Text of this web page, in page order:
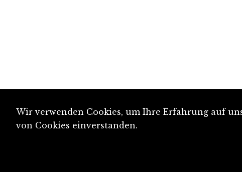
Wir verwenden Cookies, um Ihre Erfahrung auf
von Cookies einverstanden.